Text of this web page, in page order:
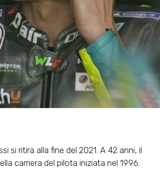
si ritira alla fine del 2021. A 42 anni, il
carriera del pilota iniziata nel 1996.